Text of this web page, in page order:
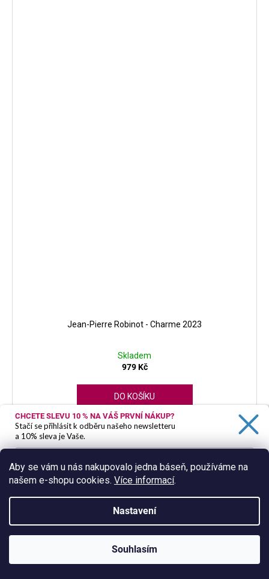
Aby se vám u nás nakupovalo jedna báseň, používáme na
našem e-shopu cookies. Více informací.
Nastavení
Souhlasím
Jean-Pierre Robinot - Charme 2023
Skladem
979 Kč
DO KOŠÍKU
Francie | Loire | bílé
CHCETE SLEVU 10 % NA VÁŠ PRVNÍ NÁKUP?
Stačí se přihlásit k odběru našeho newsletteru
a 10% sleva je Vaše.
Ano, chci se přihlásit
Zásady zpracování osobních údajů